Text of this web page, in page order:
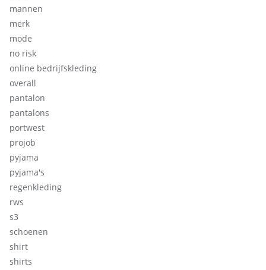
mannen
merk
mode
no risk
online bedrijfskleding
overall
pantalon
pantalons
portwest
projob
pyjama
pyjama's
regenkleding
rws
s3
schoenen
shirt
shirts